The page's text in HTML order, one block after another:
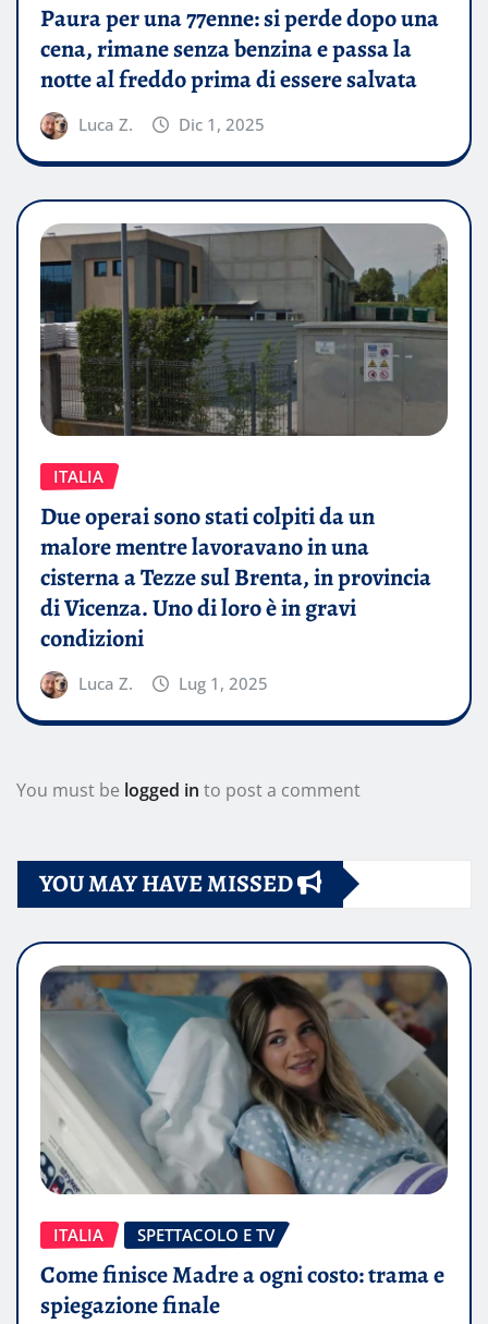
Paura per una 77enne: si perde dopo una
cena, rimane senza benzina e passa la
notte al freddo prima di essere salvata
Luca Z. Dic 1, 2025
ITALIA
Due operai sono stati colpiti da un
malore mentre lavoravano in una
cisterna a Tezze sul Brenta, in provincia
di Vicenza. Uno di loro è in gravi
condizioni
Luca Z. Lug 1, 2025
You must be logged in to post a comment
YOU MAY HAVE MISSED
ITALIA SPETTACOLO E TV
Come finisce Madre a ogni costo: trama e
spiegazione finale